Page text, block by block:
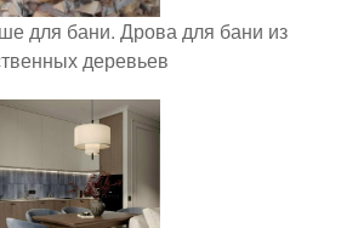
для бани. Дрова для бани из
деревьев